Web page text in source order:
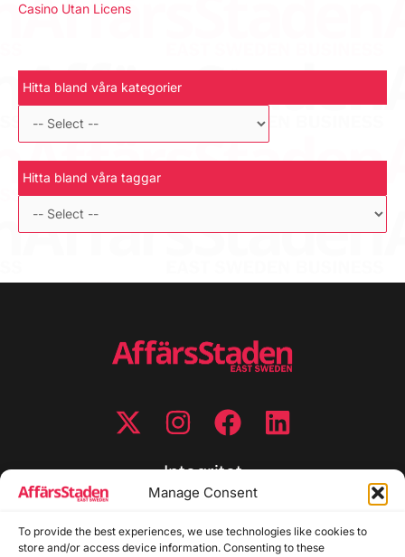
Manage Consent
To provide the best experiences, we use technologies like cookies to
store and/or access device information. Consenting to these
Casino Utan Licens
Hitta bland våra kategorier
Hitta bland våra taggar
Integritet
Cookiepolicy